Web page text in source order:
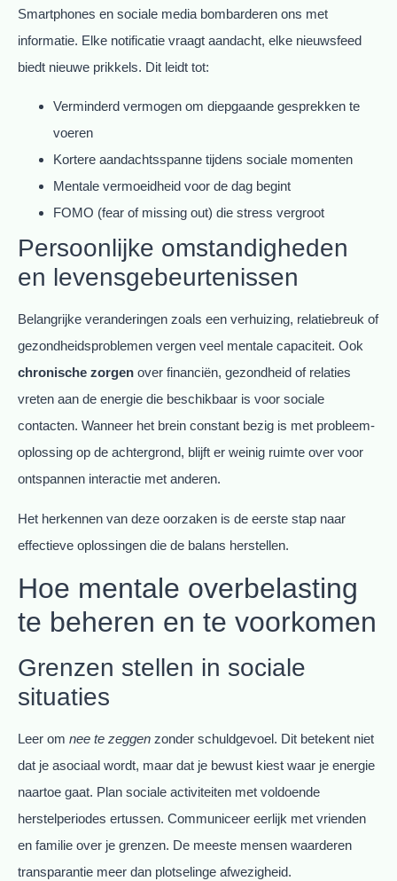
Smartphones en sociale media bombarderen ons met
informatie. Elke notificatie vraagt aandacht, elke nieuwsfeed
biedt nieuwe prikkels. Dit leidt tot:
Verminderd vermogen om diepgaande gesprekken te
voeren
Kortere aandachtsspanne tijdens sociale momenten
Mentale vermoeidheid voor de dag begint
FOMO (fear of missing out) die stress vergroot
Persoonlijke omstandigheden
en levensgebeurtenissen
Belangrijke veranderingen zoals een verhuizing, relatiebreuk of
gezondheidsproblemen vergen veel mentale capaciteit. Ook
chronische zorgen over financiën, gezondheid of relaties
vreten aan de energie die beschikbaar is voor sociale
contacten. Wanneer het brein constant bezig is met probleem-
oplossing op de achtergrond, blijft er weinig ruimte over voor
ontspannen interactie met anderen.
Het herkennen van deze oorzaken is de eerste stap naar
effectieve oplossingen die de balans herstellen.
Hoe mentale overbelasting
te beheren en te voorkomen
Grenzen stellen in sociale
situaties
Leer om nee te zeggen zonder schuldgevoel. Dit betekent niet
dat je asociaal wordt, maar dat je bewust kiest waar je energie
naartoe gaat. Plan sociale activiteiten met voldoende
herstelperiodes ertussen. Communiceer eerlijk met vrienden
en familie over je grenzen. De meeste mensen waarderen
transparantie meer dan plotselinge afwezigheid.